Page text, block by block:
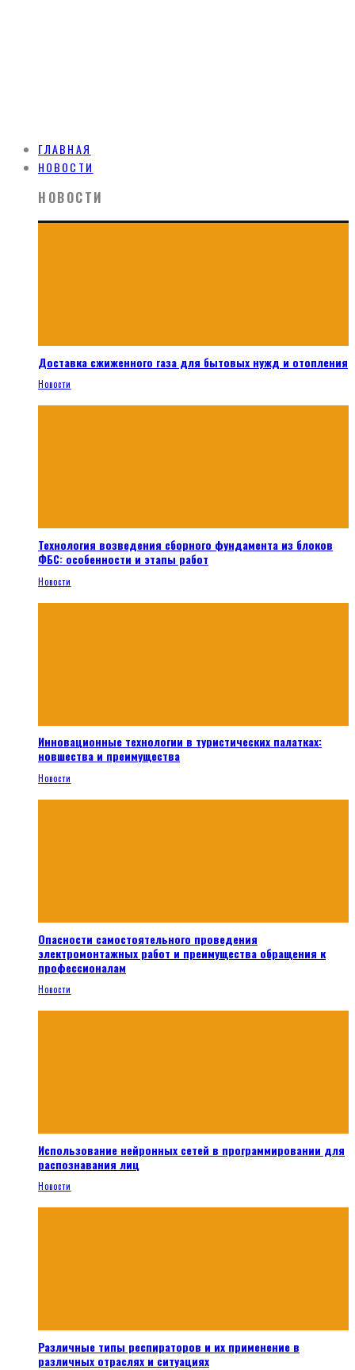
ГЛАВНАЯ
НОВОСТИ
НОВОСТИ
Доставка сжиженного газа для бытовых нужд и отопления
Новости
Технология возведения сборного фундамента из блоков
ФБС: особенности и этапы работ
Новости
Инновационные технологии в туристических палатках:
новшества и преимущества
Новости
Опасности самостоятельного проведения
электромонтажных работ и преимущества обращения к
профессионалам
Новости
Использование нейронных сетей в программировании для
распознавания лиц
Новости
Различные типы респираторов и их применение в
различных отраслях и ситуациях